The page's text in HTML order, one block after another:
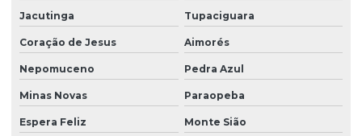
Jacutinga Tupaciguara
Coração de Jesus Aimorés
Nepomuceno Pedra Azul
Minas Novas Paraopeba
Espera Feliz Monte Sião